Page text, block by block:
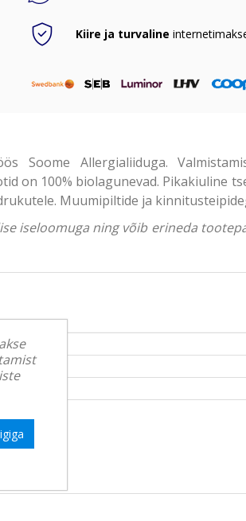
Kiire ja turvaline
Soome Allergialiiduga.
on 100% biolagunevad. Pikakiuline
Muumipiltide ja
iseloomuga ning võib erineda